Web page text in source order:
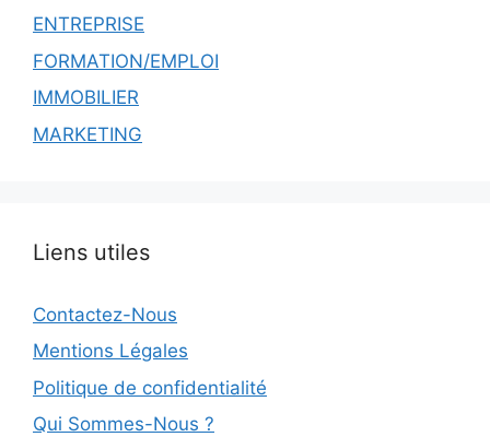
ENTREPRISE
FORMATION/EMPLOI
IMMOBILIER
MARKETING
Liens utiles
Contactez-Nous
Mentions Légales
Politique de confidentialité
Qui Sommes-Nous ?